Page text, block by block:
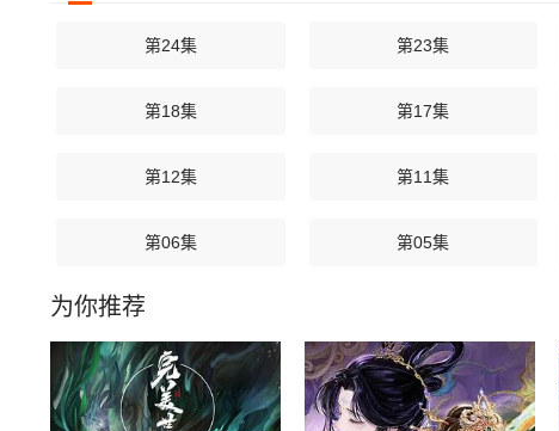
第24集 第23集
第18集 第17集
第12集 第11集
第06集 第05集
为你推荐